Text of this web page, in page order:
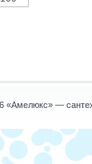
«Амелюкс»—